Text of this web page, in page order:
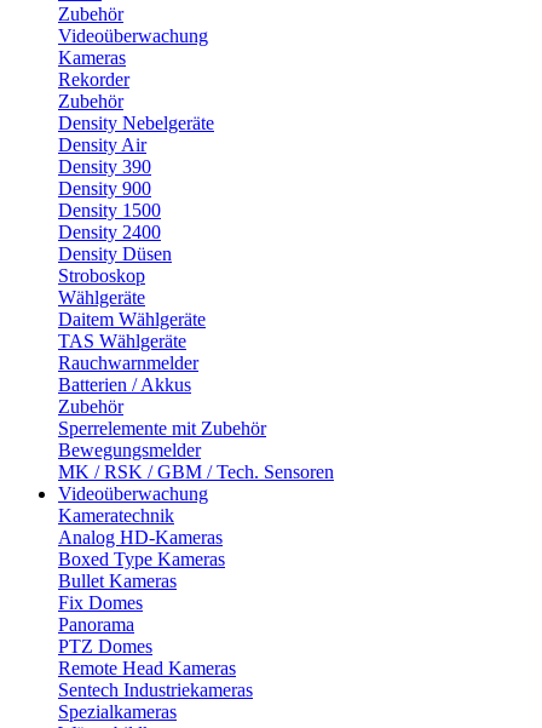
Zubehör
Videoüberwachung
Kameras
Rekorder
Zubehör
Density Nebelgeräte
Density Air
Density 390
Density 900
Density 1500
Density 2400
Density Düsen
Stroboskop
Wählgeräte
Daitem Wählgeräte
TAS Wählgeräte
Rauchwarnmelder
Batterien / Akkus
Zubehör
Sperrelemente mit Zubehör
Bewegungsmelder
MK / RSK / GBM / Tech. Sensoren
Videoüberwachung
Kameratechnik
Analog HD-Kameras
Boxed Type Kameras
Bullet Kameras
Fix Domes
Panorama
PTZ Domes
Remote Head Kameras
Sentech Industriekameras
Spezialkameras